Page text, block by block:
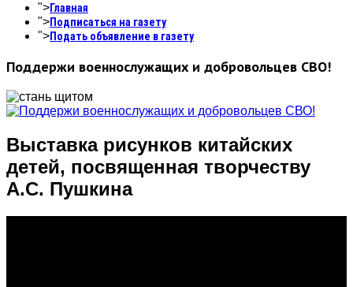
">Главная
">Подписаться на газету
">Подать объявление в газету
Поддержи военнослужащих и добровольцев СВО!
Выставка рисунков китайских
детей, посвященная творчеству
А.С. Пушкина